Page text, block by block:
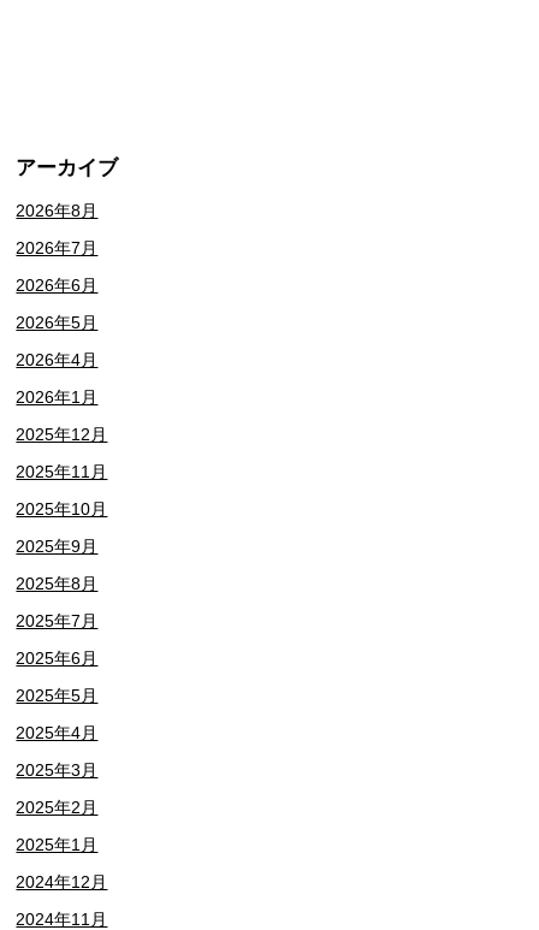
アーカイブ
2026年8月
2026年7月
2026年6月
2026年5月
2026年4月
2026年1月
2025年12月
2025年11月
2025年10月
2025年9月
2025年8月
2025年7月
2025年6月
2025年5月
2025年4月
2025年3月
2025年2月
2025年1月
2024年12月
2024年11月